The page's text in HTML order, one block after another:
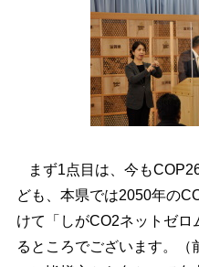
まず1点目は、今も
ども、本県では2050年の
けて「しがCO2ネットゼ
るところでございます。（